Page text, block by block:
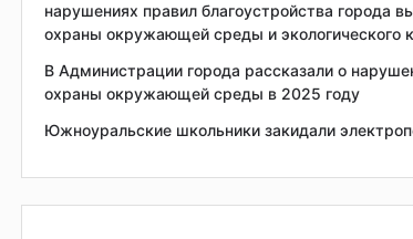
нарушениях правил благоустройства города
охраны окружающей среды и экологического
В Администрации города рассказали о
охраны окружающей среды в 2025 году
Южноуральские школьники закидали